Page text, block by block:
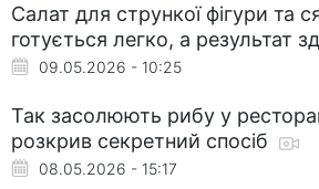
Салат для стрункої фігури та
готується легко, а результат
09.05.2026 - 10:25
Так засолюють рибу у
розкрив секретний спосіб
08.05.2026 - 15:17